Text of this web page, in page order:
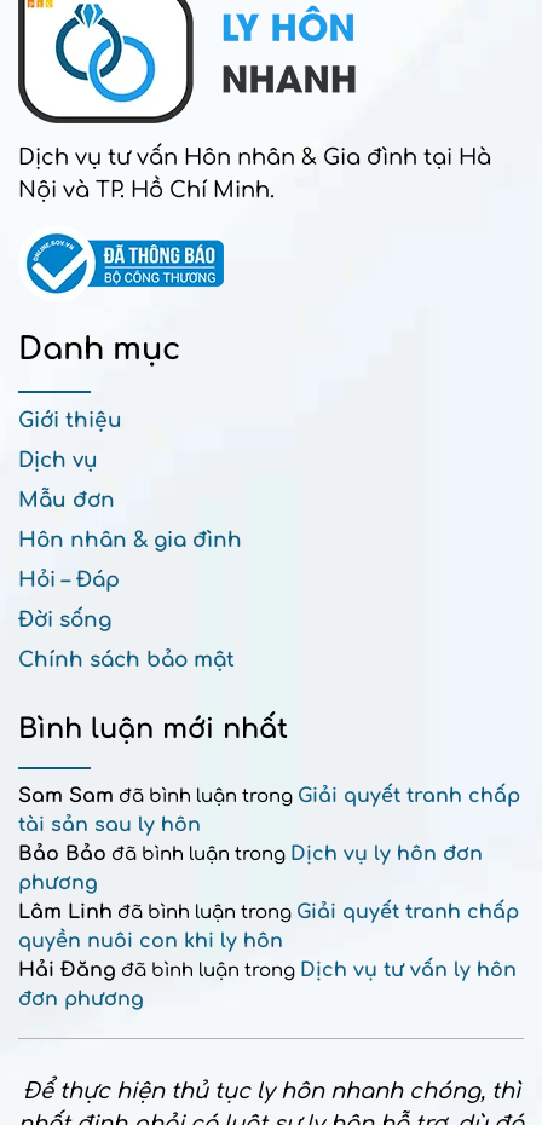
Dịch vụ tư vấn Hôn nhân & Gia đình tại Hà
Nội và TP. Hồ Chí Minh.
Danh mục
Giới thiệu
Dịch vụ
Mẫu đơn
Hôn nhân & gia đình
Hỏi – Đáp
Đời sống
Chính sách bảo mật
Bình luận mới nhất
Sam Sam đã bình luận trong Giải quyết tranh chấp
tài sản sau ly hôn
Bảo Bảo đã bình luận trong Dịch vụ ly hôn đơn
phương
Lâm Linh đã bình luận trong Giải quyết tranh chấp
quyền nuôi con khi ly hôn
Hải Đăng đã bình luận trong Dịch vụ tư vấn ly hôn
đơn phương
Để thực hiện thủ tục ly hôn nhanh chóng, thì